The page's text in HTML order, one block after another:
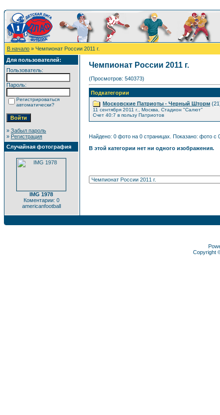
В начало » Чемпионат России 2011 г.
Для пользователей:
Пользователь:
Пароль:
Регистрироваться
автоматически?
» Забыл пароль
» Регистрация
Случайная фотография
IMG 1978
Коментарии: 0
americanfootball
Чемпионат России 2011 г.
(Просмотров: 540373)
Подкатегории
Московские Патриоты - Черный Шторм
11 сентября 2011 г., Москва, Стадион "Салют"
Счет 40:7 в пользу Патриотов
Найдено: 0 фото на 0 страницах. Показано: фото с
В этой категории нет ни одного изображения.
Copyright